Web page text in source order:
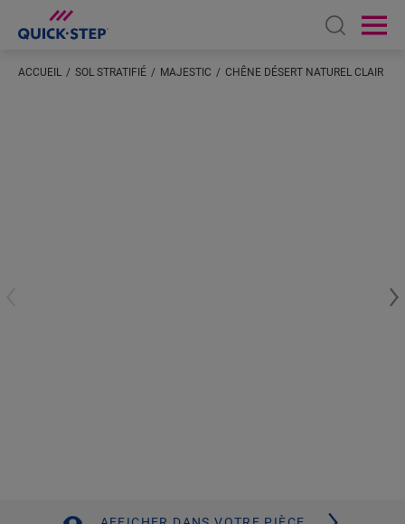
Open
ACCUEIL SOL STRATIFIÉ MAJESTIC CHÊNE DÉSERT NATUREL CLAIR